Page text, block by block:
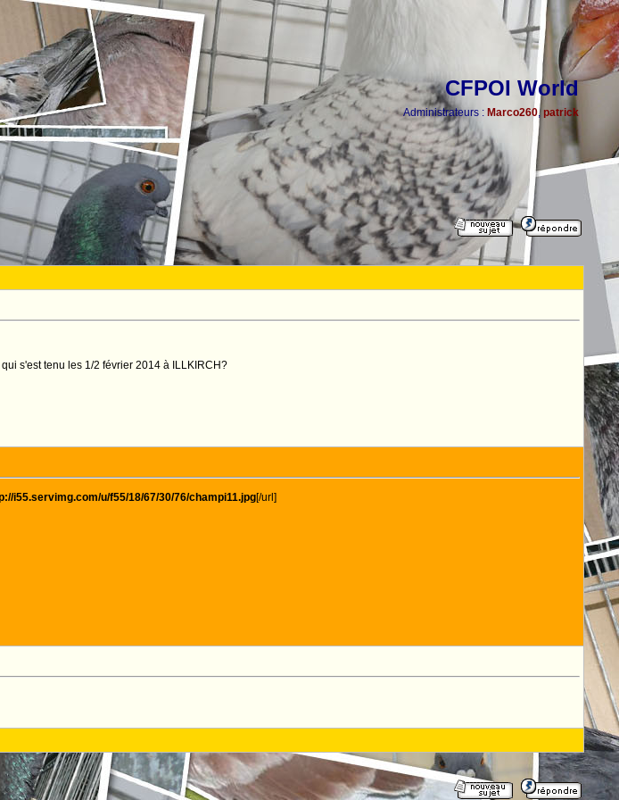
CFPOI World
Administrateurs : Marco260, patrick
s'est tenu les 1/2 février 2014 à ILLKIRCH?
i55.servimg.com/u/f55/18/67/30/76/champi11.jpg[/url]